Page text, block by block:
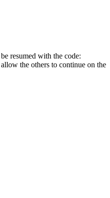
resumed with the code:
the others to continue on the